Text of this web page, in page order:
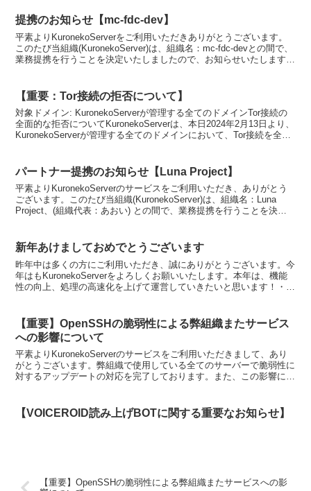
提携のお知らせ【mc-fdc-dev】
平素よりKuronekoServerをご利用いただきありがとうございます。
このたび当組織(KuronekoServer)は、組織名：mc-fdc-devとの間で、
業務提携を行うことを決定いたしましたので、お知らせいたします。
【重要：Tor接続の拒否について】
対象ドメイン: KuronekoServerが管理する全てのドメインTor接続の
全面的な拒否についてKuronekoServerは、本日2024年2月13日より、
KuronekoServerが管理する全てのドメインにおいて、Tor接続を全
パートナー提携のお知らせ【Luna Project】
平素よりKuronekoServerのサービスをご利用いただき、ありがとう
ございます。このたび当組織(KuronekoServer)は、組織名：Luna
Project、(組織代表：あおい) との間で、業務提携を行うことを決定
新年あけましておめでとうございます
昨年中は多くの方にご利用いただき、誠にありがとうございます。今
年はもKuronekoServerをよろしくお願いいたします。本年は、機能
性の向上、処理の高速化を上げて運営していきたいと思います！・読
【重要】OpenSSHの脆弱性による弊組織またサービス
への影響について
平素よりKuronekoServerのサービスをご利用いただきまして、あり
がとうございます。弊組織で使用している全てのサーバーで脆弱性に
対するアップデートの対応を完了しております。また、この影響によ
【VOICEROID読み上げBOTに関する重要なお知らせ】
【重要】OpenSSHの脆弱性による弊組織またサービスへの影